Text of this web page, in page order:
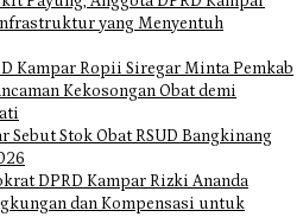
yang Menyentuh
Kampar Ropii Siregar Minta Pemkab
Kekosongan Obat demi
Sebut Stok Obat RSUD Bangkinang
DPRD Kampar Rizki Ananda
dan Kompensasi untuk